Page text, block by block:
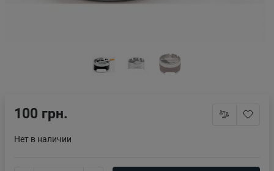
100 грн.
Нет в наличии